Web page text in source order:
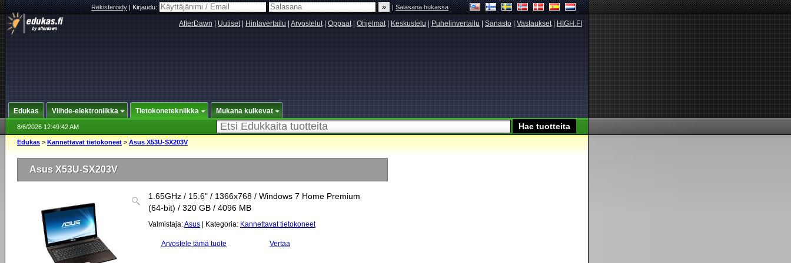
Rekisteröidy|Kirjaudu: |Salasana hukassa
AfterDawn Uutiset| Hintavertailu Arvostelut| Oppaat| Ohjelmat| Keskustelu Puhelinvertailu Sanasto Vastaukset| HIGH.FI
Edukas Viihde-elektroniikka Tietokonetekniikka Mukana kulkevat
8/6/2026 12:49:42 AM
Edukas > Kannettavat tietokoneet > Asus X53U-SX203V
Asus X53U-SX203V
1.65GHz / 15.6" / 1366x768 / Windows 7 Home Premium
(64-bit) / 320 GB / 4096 MB
Valmistaja:Asus | Kategoria: Kannettavat tietokoneet
Arvostele tämä tuote Vertaa